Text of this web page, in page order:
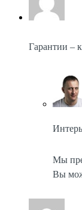
Гарантии –
Мы
Вы